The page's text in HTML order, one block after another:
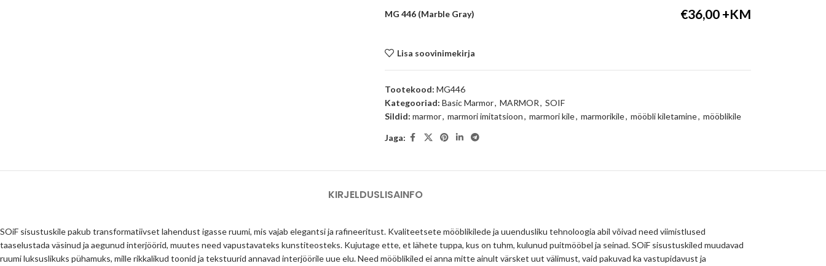
MG 446 (Marble Gray)
€36,00
Lisa soovinimekirja
Tootekood: MG446
Kategooriad: Basic Marmor, MARMOR, SOIF
Sildid: marmor, marmori imitatsioon, marmori kile, marmorikile, mööbli kiletamine, mööblikile
Jaga:
KIRJELDUSLISAINFO
SOiF sisustuskile pakub transformatiivset lahendust igasse ruumi, mis vajab elegantsi ja rafineeritust. Kvaliteetsete mööblikilede ja uuendusliku tehnoloogia abil võivad need viimistlused
taaselustada väsinud ja aegunud interjöörid, muutes need vapustavateks kunstiteosteks. Kujutage ette, et lähete tuppa, kus on tuhm, kulunud puitmööbel ja seinad. SOiF sisustuskiled muudavad
ruumi luksuslikuks pühamuks, mille rikkalikud toonid ja tekstuurid annavad interjöörile uue elu. Need mööblikiled ei anna mitte ainult värsket uut välimust, vaid pakuvad ka vastupidavust ja